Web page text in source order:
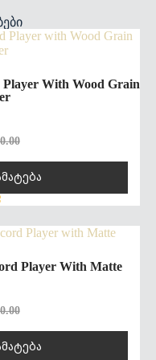
With Wood Grain
Player With Matte